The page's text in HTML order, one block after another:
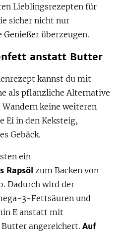
Lieblingsrezepten für
sicher nicht nur
überzeugen.
anstatt Butter
kannst du mit
als pflanzliche Alternative
keine weiteren
Ei in den Keksteig,
Gebäck.
ein
Rapsöl zum Backen von
Dadurch wird der
3-Fettsäuren und
E anstatt mit
angereichert. Auf